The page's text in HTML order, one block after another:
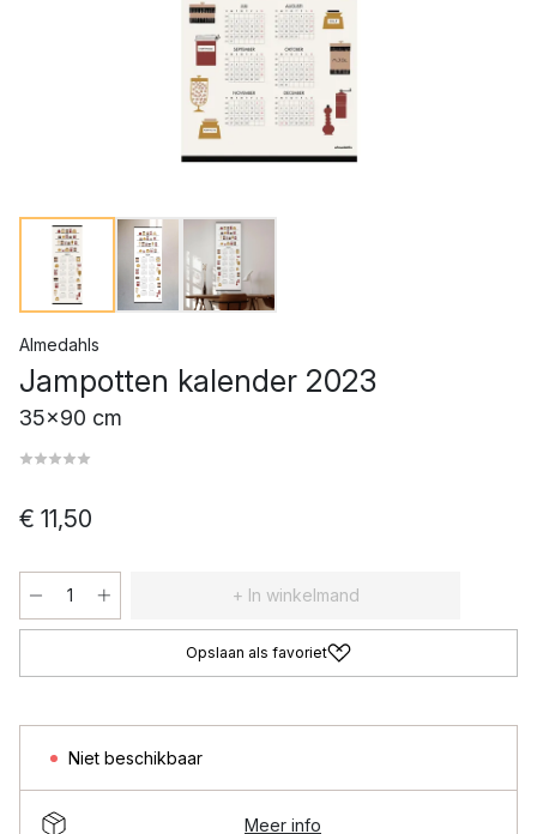
Almedahls
Jampotten kalender 2023
35x90 cm
€ 11,50
+ In winkelmand
Opslaan als favoriet
Niet beschikbaar
Meer info